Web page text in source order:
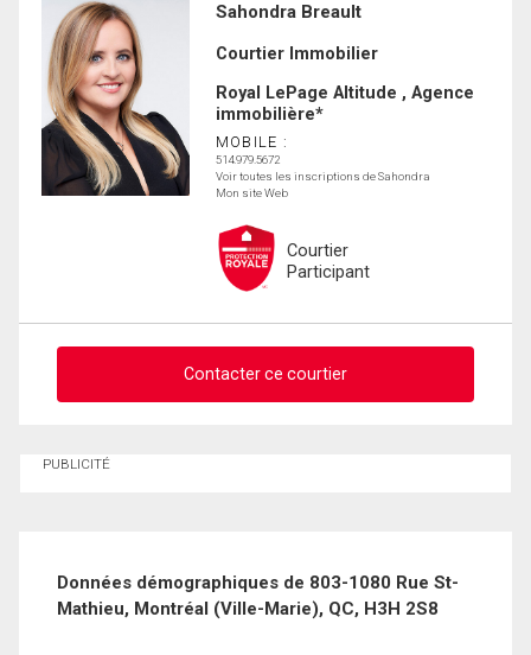
Sahondra Breault
Courtier Immobilier
Royal LePage Altitude , Agence
immobilière*
MOBILE :
514.979.5672
Voir toutes les inscriptions de Sahondra
Mon site Web
Courtier
Participant
Contacter ce courtier
Demander des infos sur cette inscription
PUBLICITÉ
Données démographiques de 803-1080 Rue St-
Mathieu, Montréal (Ville-Marie), QC, H3H 2S8